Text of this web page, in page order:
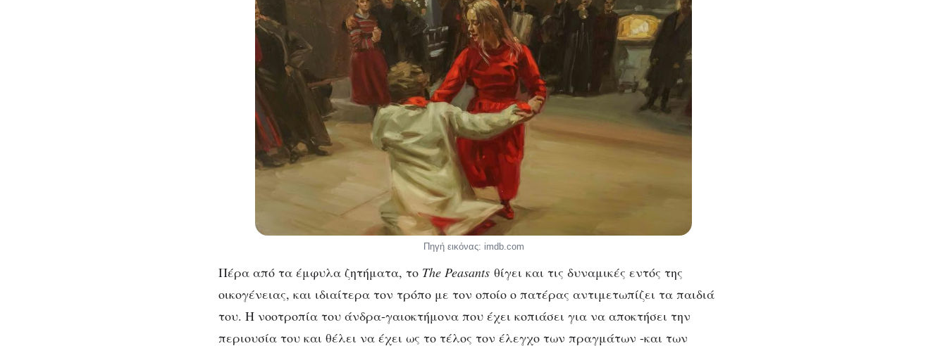
Πηγή εικόνας: imdb.com
Πέρα από τα έμφυλα ζητήματα, το The Peasants θίγει και τις δυναμικές εντός της
οικογένειας, και ιδιαίτερα τον τρόπο με τον οποίο ο πατέρας αντιμετωπίζει τα παιδιά
του. Η νοοτροπία του άνδρα-γαιοκτήμονα που έχει κοπιάσει για να αποκτήσει την
περιουσία του και θέλει να έχει ως το τέλος τον έλεγχο των πραγμάτων -και των